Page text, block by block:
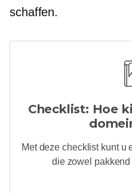
schaffen.
Checklist: Hoe
Met deze checklist kunt u
die zowel